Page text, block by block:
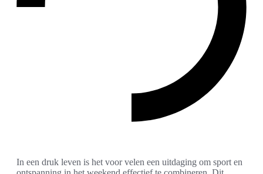
In een druk leven is het voor velen een uitdaging om sport en